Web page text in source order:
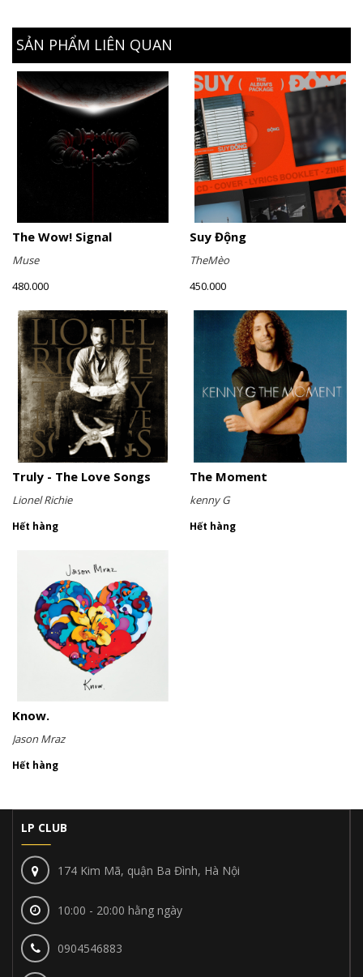
SẢN PHẨM LIÊN QUAN
The Wow! Signal
Muse
480.000
Suy Động
TheMèo
450.000
Truly - The Love Songs
Lionel Richie
Hết hàng
The Moment
kenny G
Hết hàng
Know.
Jason Mraz
Hết hàng
LP CLUB
174 Kim Mã, quận Ba Đình, Hà Nội
10:00 - 20:00 hằng ngày
0904546883